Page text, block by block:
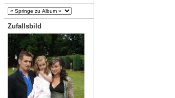
Zufallsbild